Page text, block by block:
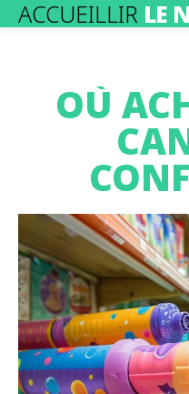
ACCUEILLIR LE
OÙ